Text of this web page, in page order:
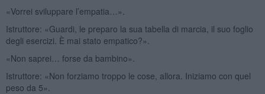
«Vorrei sviluppare l’empatia…».
Istruttore: «Guardi, le preparo la sua tabella di marcia, il suo foglio
degli esercizi. È mai stato empatico?».
«Non saprei… forse da bambino».
Istruttore: «Non forziamo troppo le cose, allora. Iniziamo con quel
peso da 5».